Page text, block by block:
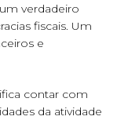
verdadeiro
fiscais. Um
e
contar com
da atividade